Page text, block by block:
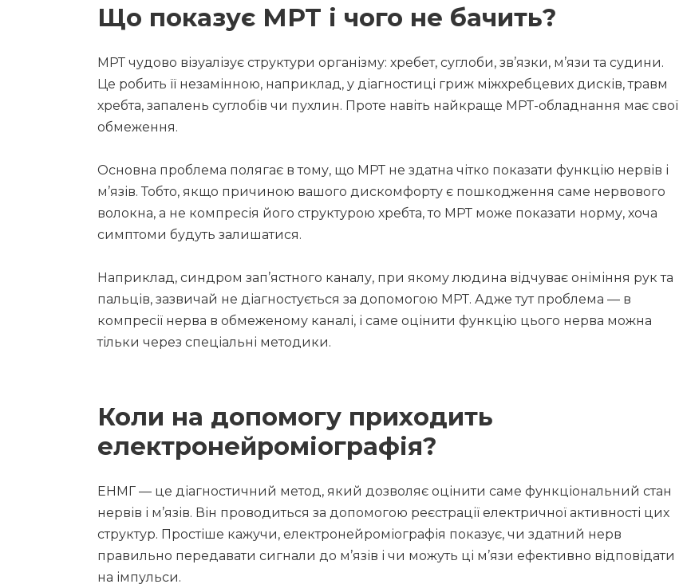
Що показує МРТ і чого не бачить?
МРТ чудово візуалізує структури організму: хребет, суглоби, зв’язки, м’язи та судини.
Це робить її незамінною, наприклад, у діагностиці гриж міжхребцевих дисків, травм
хребта, запалень суглобів чи пухлин. Проте навіть найкраще МРТ-обладнання має свої
обмеження.
Основна проблема полягає в тому, що МРТ не здатна чітко показати функцію нервів і
м’язів. Тобто, якщо причиною вашого дискомфорту є пошкодження саме нервового
волокна, а не компресія його структурою хребта, то МРТ може показати норму, хоча
симптоми будуть залишатися.
Наприклад, синдром зап’ястного каналу, при якому людина відчуває оніміння рук та
пальців, зазвичай не діагностується за допомогою МРТ. Адже тут проблема — в
компресії нерва в обмеженому каналі, і саме оцінити функцію цього нерва можна
тільки через спеціальні методики.
Коли на допомогу приходить
електронейроміографія?
ЕНМГ — це діагностичний метод, який дозволяє оцінити саме функціональний стан
нервів і м’язів. Він проводиться за допомогою реєстрації електричної активності цих
структур. Простіше кажучи, електронейроміографія показує, чи здатний нерв
правильно передавати сигнали до м’язів і чи можуть ці м’язи ефективно відповідати
на імпульси.